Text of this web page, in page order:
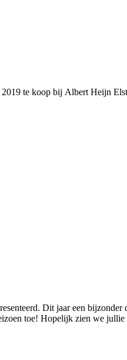
te koop bij Albert Heijn
Dit jaar een
toe! Hopelijk zien we